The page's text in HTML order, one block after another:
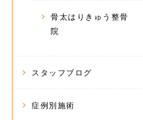
骨太はりきゅう整骨
院
スタッフブログ
症例別施術